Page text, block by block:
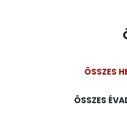
ÖSSZES
ÖSSZES